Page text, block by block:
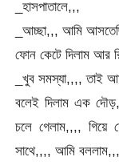
_হাসপাতালে,,,
_আচ্ছা,,, আমি
ফোন কেটে দিলাম আর
_খুব সমস্যা,,,, তাই
বলেই দিলাম এক
চলে গেলাম,,,, গিয়ে
সাথে,,,, আমি বললাম,,,